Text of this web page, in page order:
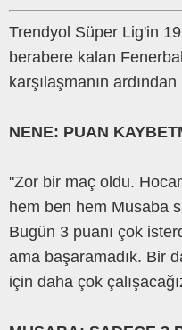
Trendyol Süper Lig'in
berabere kalan
karşılaşmanın
NENE: PUAN
"Zor bir maç oldu.
hem ben hem Musaba
Bugün 3 puanı çok
ama başaramadık. Bir
için daha çok